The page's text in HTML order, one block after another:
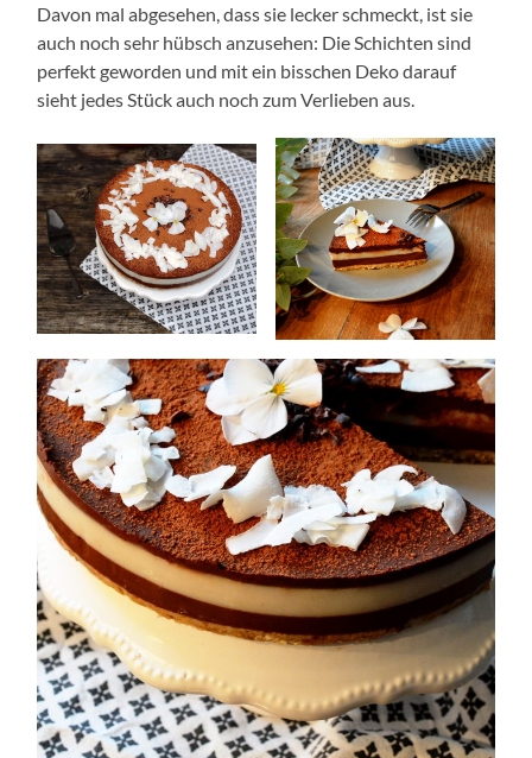
Davon mal abgesehen, dass sie lecker schmeckt, ist sie
auch noch sehr hübsch anzusehen: Die Schichten sind
perfekt geworden und mit ein bisschen Deko darauf
sieht jedes Stück auch noch zum Verlieben aus.